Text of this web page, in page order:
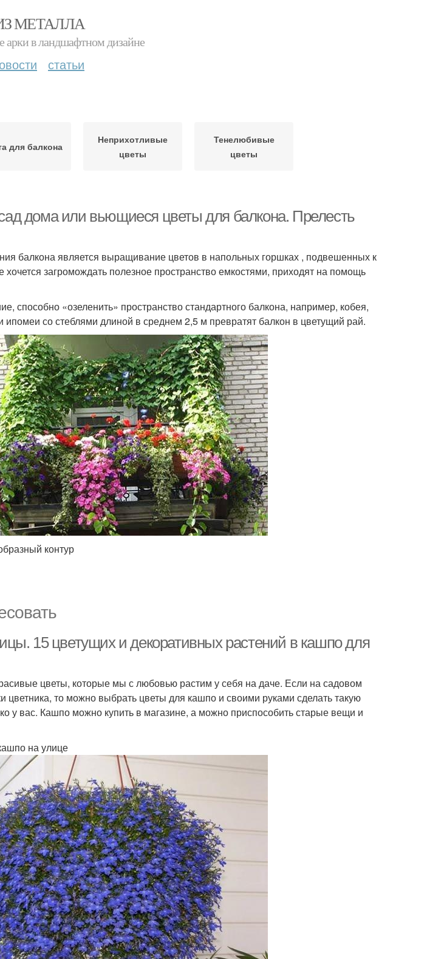
МЕТАЛЛА
арки в ландшафтном дизайне
статьи
для балкона
Неприхотливые
цветы
Тенелюбивые
цветы
дома или вьющиеся цветы для балкона. Прелесть
балкона является выращивание цветов в напольных горшках , подвешенных к
загромождать полезное пространство емкостями, приходят на помощь
способно «озеленить» пространство стандартного балкона, например, кобея,
ипомеи со стеблями длиной в среднем 2,5 м превратят балкон в цветущий рай.
контур
15 цветущих и декоративных растений в кашпо для
цветы, которые мы с любовью растим у себя на даче. Если на садовом
цветника, то можно выбрать цветы для кашпо и своими руками сделать такую
у вас. Кашпо можно купить в магазине, а можно приспособить старые вещи и
на улице